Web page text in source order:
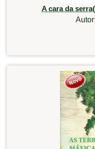
A cara da
Autor: